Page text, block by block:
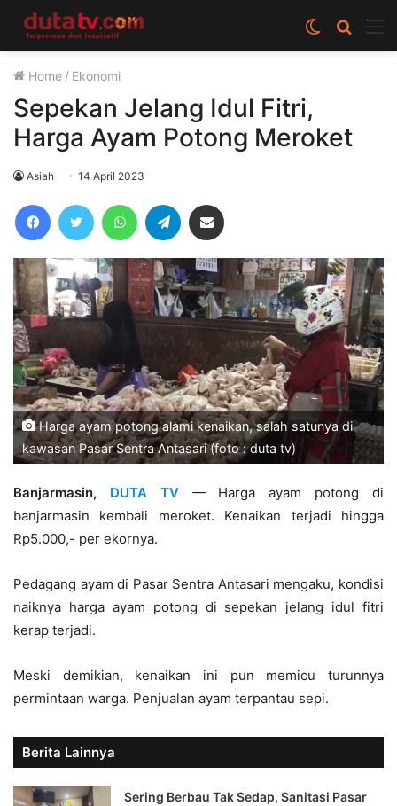
Cari
berita
Switch
skin
Home / Ekonomi
Sepekan Jelang Idul Fitri,
Harga Ayam Potong Meroket
Asiah 14 April 2023
FacebookTwitter WhatsAppTelegram
Harga ayam potong alami kenaikan, salah satunya di
kawasan Pasar Sentra Antasari (foto : duta tv)
Banjarmasin, DUTA TV— Harga ayam potong di
banjarmasin kembali meroket. Kenaikan terjadi hingga
Rp5.000,- per ekornya.
Pedagang ayam di Pasar Sentra Antasari mengaku, kondisi
naiknya harga ayam potong di sepekan jelang idul fitri
kerap terjadi.
Meski demikian, kenaikan ini pun memicu turunnya
permintaan warga. Penjualan ayam terpantau sepi.
Berita Lainnya
Sering Berbau Tak Sedap, Sanitasi Pasar